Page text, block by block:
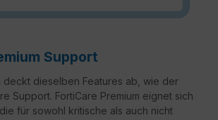
Support
deckt dieselben Features ab, wie der
Support. FortiCare Premium eignet sich
für sowohl kritische als auch nicht